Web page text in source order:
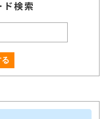
ド検索